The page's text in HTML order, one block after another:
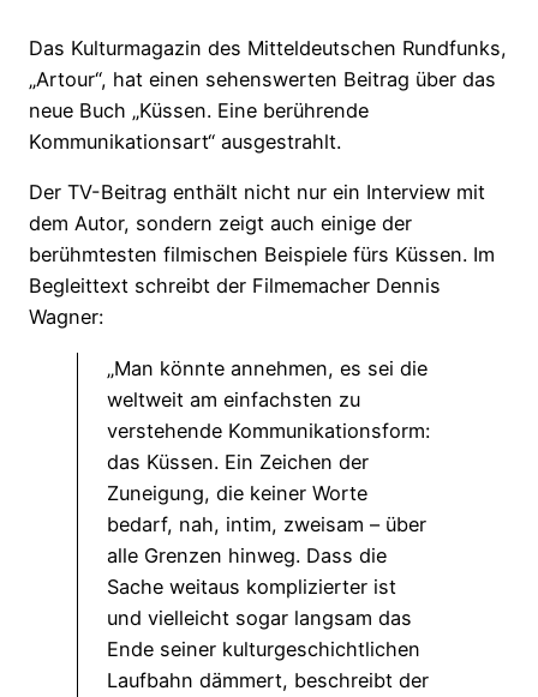
Das Kulturmagazin des Mitteldeutschen Rundfunks,
„Artour“, hat einen sehenswerten Beitrag über das
neue Buch „Küssen. Eine berührende
Kommunikationsart“ ausgestrahlt.
Der TV-Beitrag enthält nicht nur ein Interview mit
dem Autor, sondern zeigt auch einige der
berühmtesten filmischen Beispiele fürs Küssen. Im
Begleittext schreibt der Filmemacher Dennis
Wagner:
„Man könnte annehmen, es sei die
weltweit am einfachsten zu
verstehende Kommunikationsform:
das Küssen. Ein Zeichen der
Zuneigung, die keiner Worte
bedarf, nah, intim, zweisam – über
alle Grenzen hinweg. Dass die
Sache weitaus komplizierter ist
und vielleicht sogar langsam das
Ende seiner kulturgeschichtlichen
Laufbahn dämmert, beschreibt der